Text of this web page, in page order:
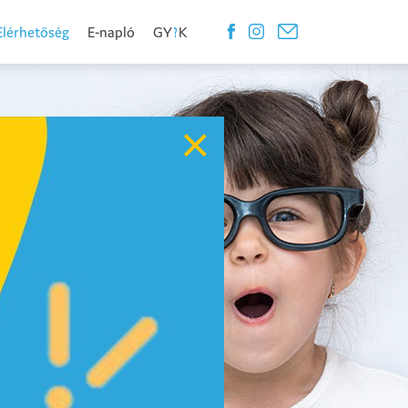
E-napló GY?K
×